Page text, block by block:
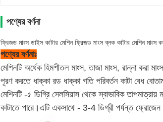
পণ্যের বর্ণনা
ফ্রিজড মাংস ডাইস কাটার মেশিন ফ্রিজড মাংস ব্লক কাটার মেশিন মাংস
পণ্যের বর্ণনাঃ
মেশিনটি অর্ধেক হিমশীতল মাংস, তাজা মাংস, রান্না
পূরণ করতে ধাক্কা রড ধাক্কা গতি পরিবর্তন কাটা বেধ
মেশিনটি -৫ ডিগ্রি সেলসিয়াস থেকে স্বাভাবিক
কাটাতে পারে।এটি একসাথে - 3-4 ডিগ্রী পর্যন্ত